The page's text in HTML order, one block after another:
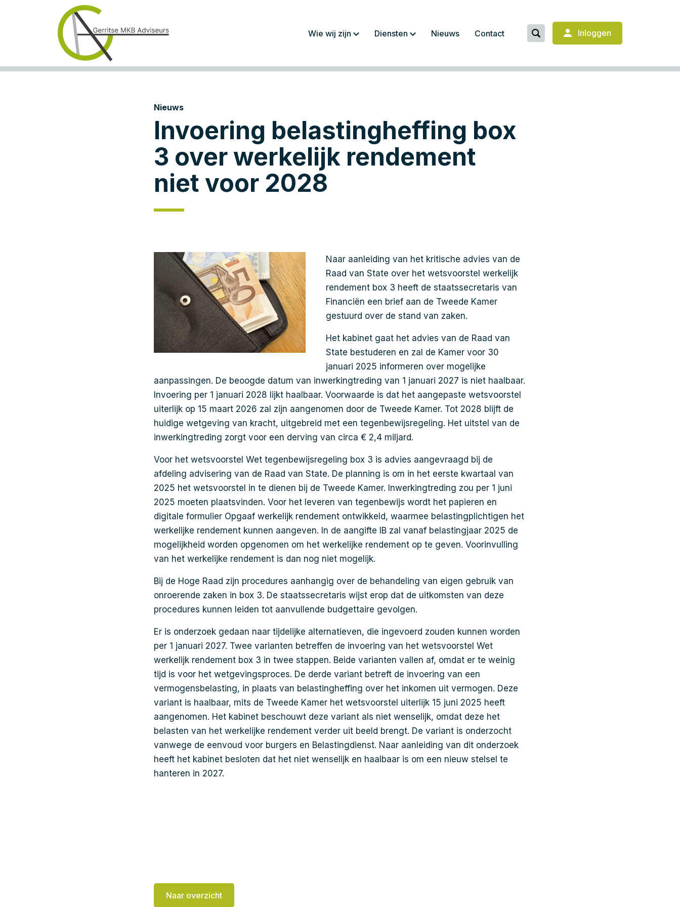
Wie wij zijn
Werken bij
Diensten
Salaris en personeel
Advies
Nieuws Contact Inloggen
Nieuws
Invoering belastingheffing box
3 over werkelijk rendement
niet voor 2028
Naar aanleiding van het kritische advies van de
Raad van State over het wetsvoorstel werkelijk
rendement box 3 heeft de staatssecretaris van
Financiën een brief aan de Tweede Kamer
gestuurd over de stand van zaken.
Het kabinet gaat het advies van de Raad van
State bestuderen en zal de Kamer voor 30
januari 2025 informeren over mogelijke
aanpassingen. De beoogde datum van inwerkingtreding van 1 januari 2027 is niet haalbaar.
Invoering per 1 januari 2028 lijkt haalbaar. Voorwaarde is dat het aangepaste wetsvoorstel
uiterlijk op 15 maart 2026 zal zijn aangenomen door de Tweede Kamer. Tot 2028 blijft de
huidige wetgeving van kracht, uitgebreid met een tegenbewijsregeling. Het uitstel van de
inwerkingtreding zorgt voor een derving van circa € 2,4 miljard.
Voor het wetsvoorstel Wet tegenbewijsregeling box 3 is advies aangevraagd bij de
afdeling advisering van de Raad van State. De planning is om in het eerste kwartaal van
2025 het wetsvoorstel in te dienen bij de Tweede Kamer. Inwerkingtreding zou per 1 juni
2025 moeten plaatsvinden. Voor het leveren van tegenbewijs wordt het papieren en
digitale formulier Opgaaf werkelijk rendement ontwikkeld, waarmee belastingplichtigen het
werkelijke rendement kunnen aangeven. In de aangifte IB zal vanaf belastingjaar 2025 de
mogelijkheid worden opgenomen om het werkelijke rendement op te geven. Voorinvulling
van het werkelijke rendement is dan nog niet mogelijk.
Bij de Hoge Raad zijn procedures aanhangig over de behandeling van eigen gebruik van
onroerende zaken in box 3. De staatssecretaris wijst erop dat de uitkomsten van deze
procedures kunnen leiden tot aanvullende budgettaire gevolgen.
Er is onderzoek gedaan naar tijdelijke alternatieven, die ingevoerd zouden kunnen worden
per 1 januari 2027. Twee varianten betreffen de invoering van het wetsvoorstel Wet
werkelijk rendement box 3 in twee stappen. Beide varianten vallen af, omdat er te weinig
tijd is voor het wetgevingsproces. De derde variant betreft de invoering van een
vermogensbelasting, in plaats van belastingheffing over het inkomen uit vermogen. Deze
variant is haalbaar, mits de Tweede Kamer het wetsvoorstel uiterlijk 15 juni 2025 heeft
aangenomen. Het kabinet beschouwt deze variant als niet wenselijk, omdat deze het
belasten van het werkelijke rendement verder uit beeld brengt. De variant is onderzocht
vanwege de eenvoud voor burgers en Belastingdienst. Naar aanleiding van dit onderzoek
heeft het kabinet besloten dat het niet wenselijk en haalbaar is om een nieuw stelsel te
hanteren in 2027.
Naar overzicht